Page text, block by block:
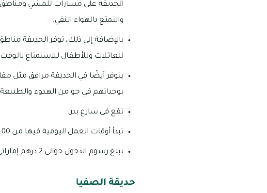
الحديقة على مسارات للمشي ومناطق
والتمتع بالهواء النقي.
بالإضافة إلى ذلك، توفر الحديقة
للعائلات وللأطفال للاستمتاع
يتوفر أيضًا في الحديقة مرافق مثل
بوجباتهم في جو من الهدوء
تقع في شارع بدر.
تبدأ أوقات العمل اليومية فيها من 4:00 عصراً – 9:00 مساءً.
تبلغ رسوم الدخول حوالى 2 درهم إماراتي.
حديقة الصفيا